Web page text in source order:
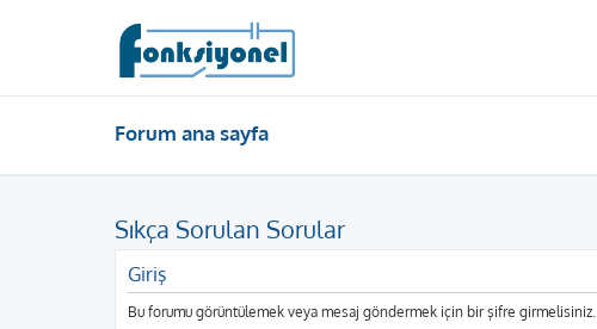
Forum ana sayfa
Sıkça Sorulan Sorular
Giriş
Bu forumu görüntülemek veya mesaj göndermek için bir şifre girmelisiniz.